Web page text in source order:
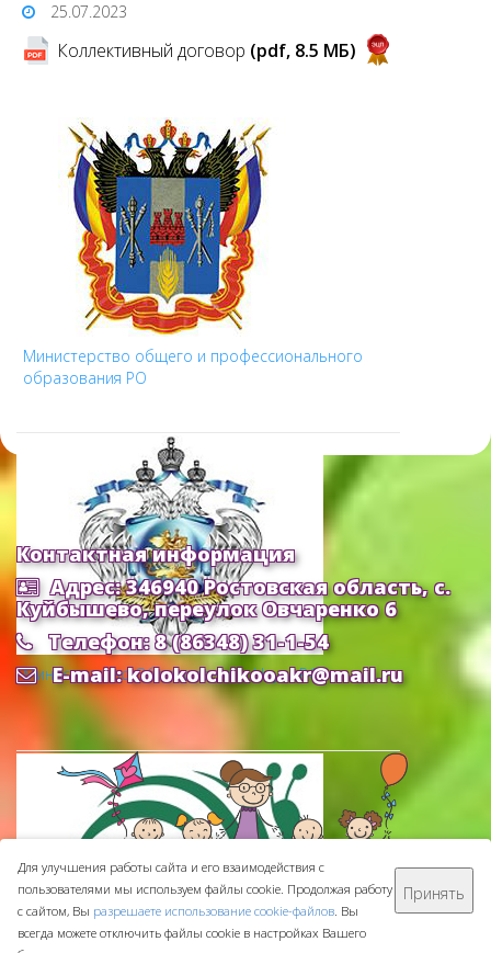
25.07.2023
Коллективный договор (pdf, 8.5 MБ)
Министерство общего и профессионального
образования РО
Министерство Образования и Науки РФ
Контактная информация
Адрес: 346940 Ростовская область, с.
Куйбышево, переулок Овчаренко 6
Телефон: 8 (86348) 31-1-54
E-mail: kolokolchikooakr@mail.ru
МБДОУ ДС "Колокольчик" © 2016-2026
Сделано с ❤ вООО "Проводник"
Для улучшения работы сайта и его взаимодействия с
пользователями мы используем файлы cookie. Продолжая работу
с сайтом, Вы разрешаете использование cookie-файлов. Вы
всегда можете отключить файлы cookie в настройках Вашего
Принять